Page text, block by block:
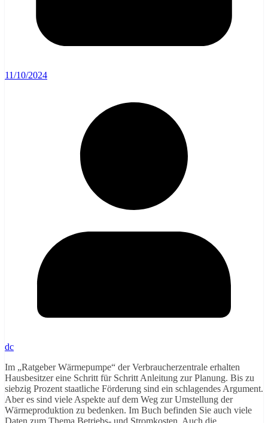
11/10/2024
dc
Im „Ratgeber Wärmepumpe“ der Verbraucherzentrale erhalten
Hausbesitzer eine Schritt für Schritt Anleitung zur Planung. Bis zu
siebzig Prozent staatliche Förderung sind ein schlagendes Argument.
Aber es sind viele Aspekte auf dem Weg zur Umstellung der
Wärmeproduktion zu bedenken. Im Buch befinden Sie auch viele